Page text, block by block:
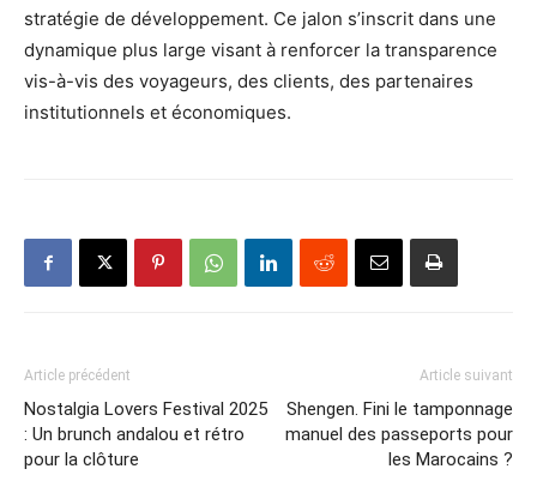
stratégie de développement. Ce jalon s’inscrit dans une
dynamique plus large visant à renforcer la transparence
vis-à-vis des voyageurs, des clients, des partenaires
institutionnels et économiques.
Article précédent
Nostalgia Lovers Festival 2025
: Un brunch andalou et rétro
pour la clôture
Article suivant
Shengen. Fini le tamponnage
manuel des passeports pour
les Marocains ?